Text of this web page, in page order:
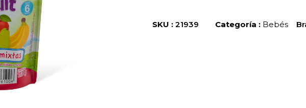
SKU : 21939 Categoría : Bebés